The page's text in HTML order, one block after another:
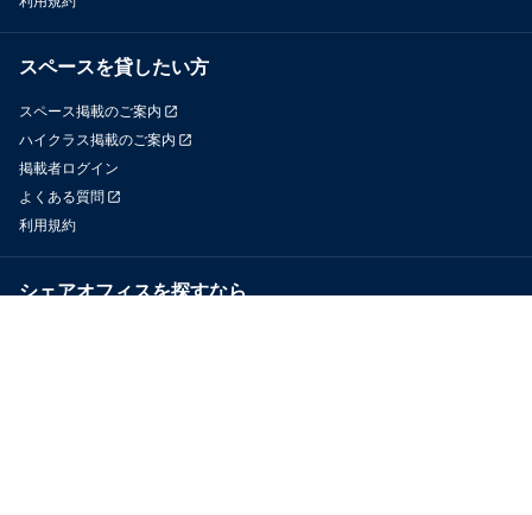
スペースを貸したい方
スペース掲載のご案内
ハイクラス掲載のご案内
掲載者ログイン
よくある質問
利用規約
シェアオフィスを探すなら